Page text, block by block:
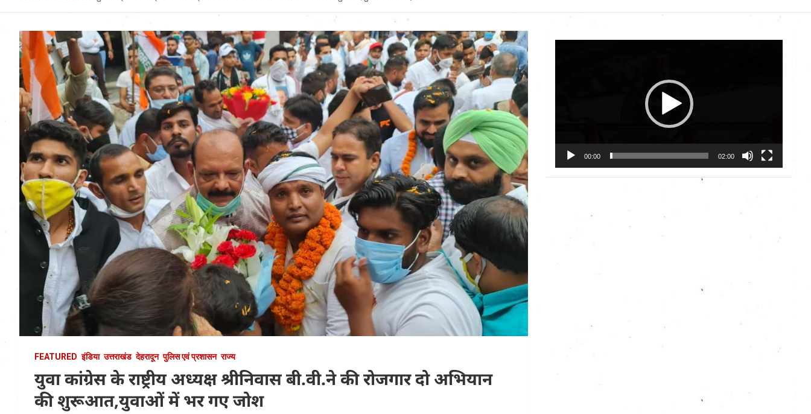
Uttarakhand News in
Hindi
FEATURED इंडिया उत्तराखंड देहरादून पुलिस एवं प्रशासन राज्य
युवा कांग्रेस के राष्ट्रीय अध्यक्ष श्रीनिवास बी.वी.ने की रोजगार दो अभियान
की शुरूआत,युवाओं में भर गए जोश
00:00 02:00